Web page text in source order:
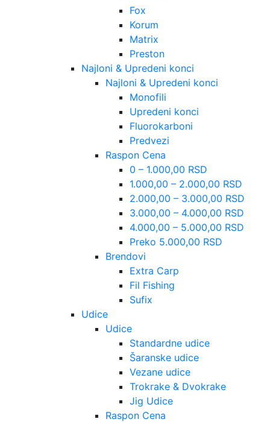
Fox
Korum
Matrix
Preston
Najloni & Upredeni konci
Najloni & Upredeni konci
Monofili
Upredeni konci
Fluorokarboni
Predvezi
Raspon Cena
0 – 1.000,00 RSD
1.000,00 – 2.000,00 RSD
2.000,00 – 3.000,00 RSD
3.000,00 – 4.000,00 RSD
4.000,00 – 5.000,00 RSD
Preko 5.000,00 RSD
Brendovi
Extra Carp
Fil Fishing
Sufix
Udice
Udice
Standardne udice
Šaranske udice
Vezane udice
Trokrake & Dvokrake
Jig Udice
Raspon Cena